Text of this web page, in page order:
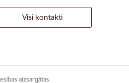
Visi kontakti
aizsargātas.